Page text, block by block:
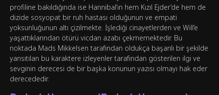
profiline bakıldığında ise Hannibal’ın hem Kızıl Ejder’de hem de
dizide sosyopat bir ruh hastası olduğunun ve empati
yoksunluğunun altı çizilmekte. İşlediği cinayetlerden ve Will’e
yaşattıklarından ötürü vicdan azabı çekmemektedir. Bu
noktada Mads Mikkelsen tarafından oldukça başarılı bir şekilde
yansıtılan bu karaktere izleyenler tarafından gösterilen ilgi ve
sevginin derecesi de bir başka konunun yazısı olmayı hak eder
derecededir.